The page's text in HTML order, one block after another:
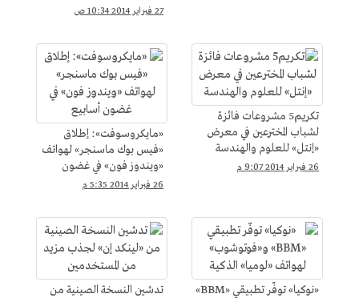
27 فبراير 2014 10:34 ص
تكريم5 مشروعات فائزة
لشباب المخترعين في معرض
«إنتل» للعلوم والهندسة
26 فبراير 2014 9:07 م
«مايكروسوفت»: إطلاق
«فيس بوك ماسنجر» لهواتف
«ويندوز فون» في غضون
أسابيع
26 فبراير 2014 5:35 م
«نوكيا» توفّر تطبيقي «BBM»
تدشين النسخة الصينية من